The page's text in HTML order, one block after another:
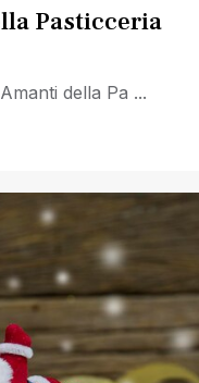
Pasticceria
della Pa ...